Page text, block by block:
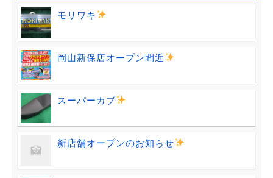
モリワキ
岡山新保店オープン間近
スーパーカブ
新店舗オープンのお知らせ